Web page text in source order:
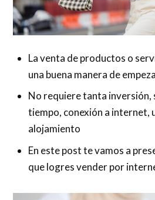
La venta de productos o
una buena manera de
No requiere tanta inversión,
tiempo, conexión a internet,
alojamiento
En este post te vamos a
que logres vender por